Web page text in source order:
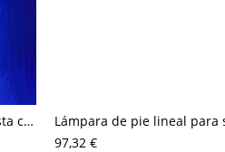
Lámpara de pie minimalista creativa metálica para sala de estar
97,32 €